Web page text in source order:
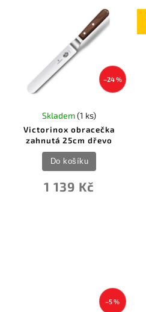
–24 %
Victorinox obracečka
zahnutá 25cm dřevo
Skladem(1 ks)
1 139 Kč
Do košíku
–5 %